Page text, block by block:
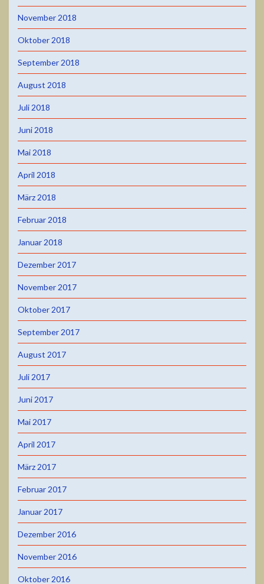
November 2018
Oktober 2018
September 2018
August 2018
Juli 2018
Juni 2018
Mai 2018
April 2018
März 2018
Februar 2018
Januar 2018
Dezember 2017
November 2017
Oktober 2017
September 2017
August 2017
Juli 2017
Juni 2017
Mai 2017
April 2017
März 2017
Februar 2017
Januar 2017
Dezember 2016
November 2016
Oktober 2016